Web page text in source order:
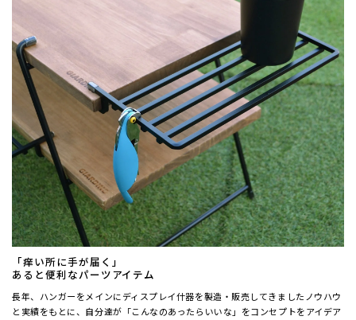
「痒い所に手が届く」
あると便利なパーツアイテム
長年、ハンガーをメインにディスプレイ什器を製造・販売してきましたノウハウ
と実績をもとに、自分達が「こんなのあったらいいな」をコンセプトをアイデア